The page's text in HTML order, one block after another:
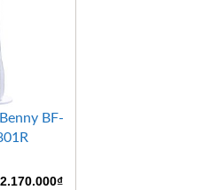
BF-
Giá
2.170.000₫Giá